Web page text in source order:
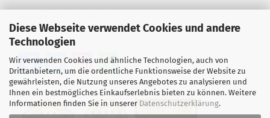
Diese Webseite verwendet Cookies und andere
Technologien
Wir verwenden Cookies und ähnliche Technologien, auch von
Drittanbietern, um die ordentliche Funktionsweise der Website zu
gewährleisten, die Nutzung unseres Angebotes zu analysieren und
Ihnen ein bestmögliches Einkaufserlebnis bieten zu können. Weitere
Informationen finden Sie in unserer Datenschutzerklärung.
E-Mail:info@karstensdartshop.de